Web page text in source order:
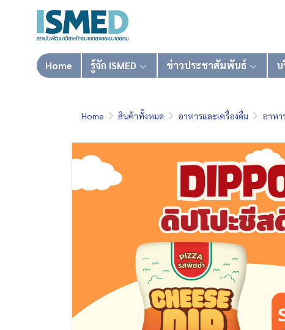
Home รู้จัก ISMED ข่าวประชาสัมพันธ์ บ
Home สินค้าทั้งหมด อาหารและเครื่องดื่ม อาหา